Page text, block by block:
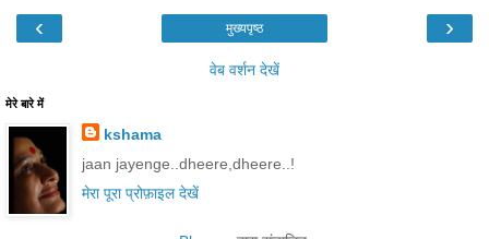
‹ ›
मुख्यपृष्ठ
वेब वर्शन देखें
मेरे बारे में
kshama
jaan jayenge..dheere,dheere..!
मेरा पूरा प्रोफ़ाइल देखें